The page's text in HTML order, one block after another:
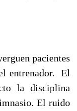
pacientes
entrenador. El
la disciplina
El ruido